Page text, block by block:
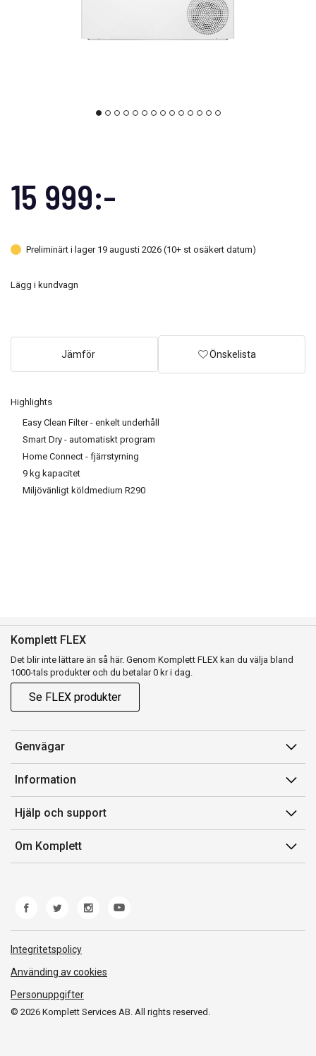
Highlights
Easy Clean Filter - enkelt underhåll
Smart Dry - automatiskt program
Home Connect - fjärrstyrning
9 kg kapacitet
Miljövänligt köldmedium R290
15 999:-
Preliminärt i lager 19 augusti 2026 (10+ st osäkert datum)
Lägg i kundvagn
Jämför Önskelista
Komplett FLEX
Det blir inte lättare än så här. Genom Komplett FLEX kan du välja bland
1000-tals produkter och du betalar 0 kr i dag.
Se FLEX produkter
Genvägar
Konto
Orderhistorik
Presentkort
Komplett Club
Information
Försäljningsvillkor
Medlemsvillkor for Komplett Club
Lediga tjänster
Hjälp och support
Kontakta oss
Kundservice
Produkthjälp och retur
Felsökning och guider
Frakt och leverans
Om Komplett
© 2026 Komplett Services AB. All rights reserved.
Integritetspolicy
Använding av cookies
Personuppgifter